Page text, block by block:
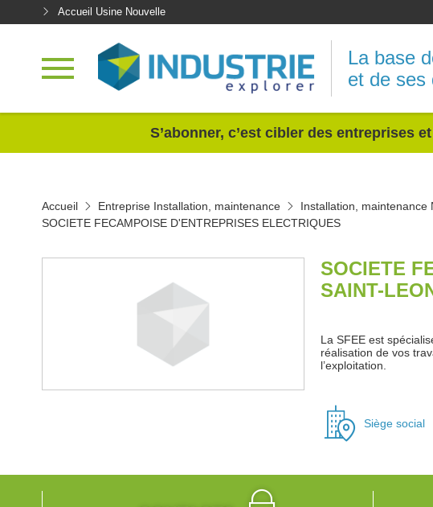
Accueil Usine Nouvelle
La base
et de ses
S’abonner, c’est cibler des entreprises
Accueil Entreprise Installation, maintenance Installation, maintenance
SOCIETE FECAMPOISE D'ENTREPRISES ELECTRIQUES
SOCIETE
SAINT-
La SFEE est
réalisation de vos
l’exploitation.
Siège social